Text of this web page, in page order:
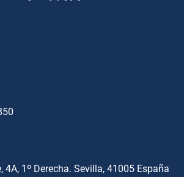
4A, 1º Derecha. Sevilla, 41005 España